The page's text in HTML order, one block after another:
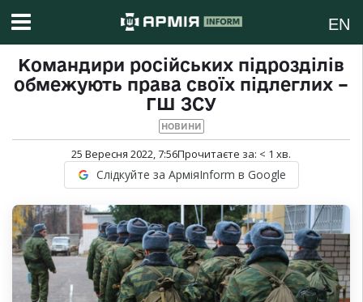
EN
Командири російських підрозділів
обмежують права своїх підлеглих –
ГШ ЗСУ
НОВИНИ
25 Вересня 2022, 7:56Прочитаєте за: < 1 хв.
Слідкуйте за АрміяInform в Google